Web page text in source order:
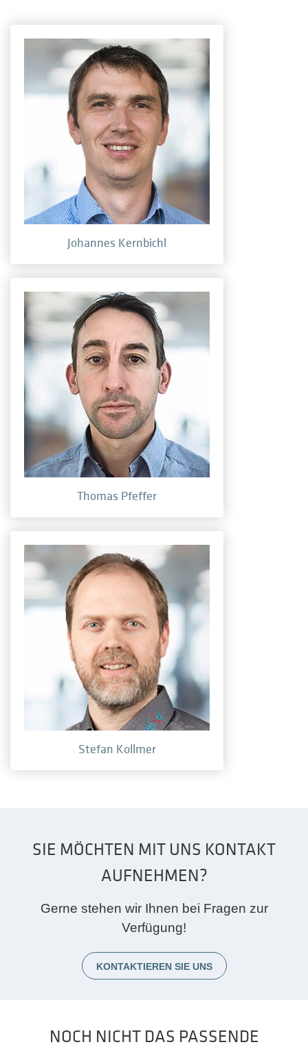
Johannes Kernbichl
Thomas Pfeffer
Stefan Kollmer
SIE MÖCHTEN MIT UNS KONTAKT
AUFNEHMEN?
Gerne stehen wir Ihnen bei Fragen zur
Verfügung!
KONTAKTIEREN SIE UNS
NOCH NICHT DAS PASSENDE